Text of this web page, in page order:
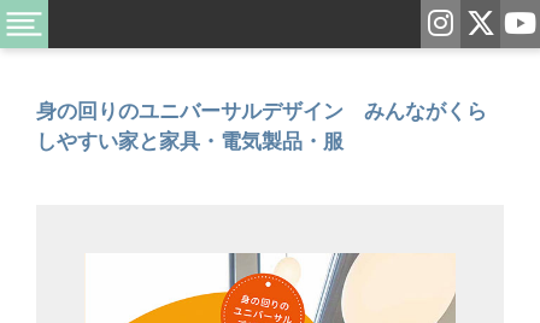
身の回りのユニバーサルデザイン みんながくら
しやすい家と家具・電気製品・服